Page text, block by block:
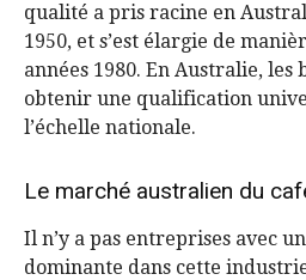
qualité a pris racine en
1950, et s’est élargie de
années 1980. En Australie, les
obtenir une qualification
l’échelle nationale.
Le marché australien du
Il n’y a pas entreprises avec
dominante dans cette